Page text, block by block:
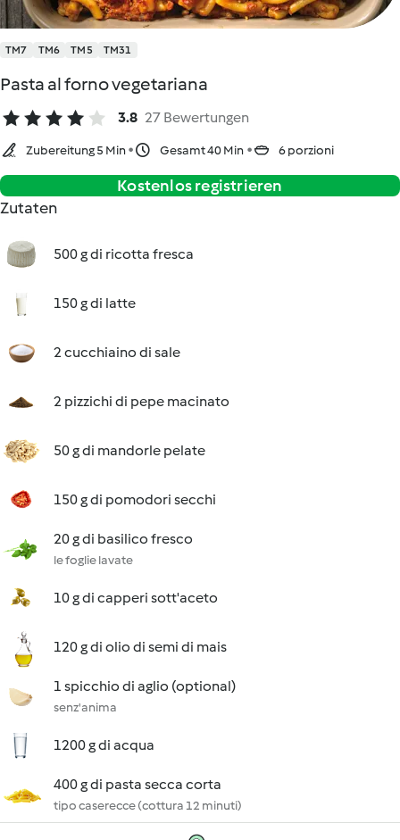
TM7 TM6 TM5 TM31
Pasta al forno vegetariana
3.8 27 Bewertungen
Zubereitung 5 Min Gesamt 40 Min 6 porzioni
Kostenlos registrieren
Zutaten
500 g di ricotta fresca
150 g di latte
2 cucchiaino di sale
2 pizzichi di pepe macinato
50 g di mandorle pelate
150 g di pomodori secchi
20 g di basilico fresco
le foglie lavate
10 g di capperi sott'aceto
120 g di olio di semi di mais
1 spicchio di aglio (optional)
senz'anima
1200 g di acqua
400 g di pasta secca corta
tipo caserecce (cottura 12 minuti)